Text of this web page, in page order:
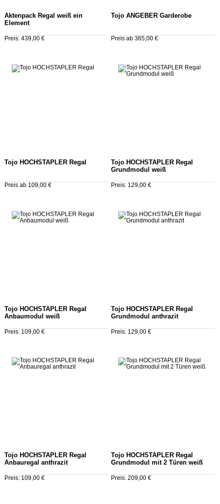
Aktenpack Regal weiß ein
Element
Preis: 439,00 €
Tojo ANGEBER Garderobe
Preis ab 365,00 €
Tojo HOCHSTAPLER Regal
Preis ab 109,00 €
Tojo HOCHSTAPLER Regal
Grundmodul weiß
Preis: 129,00 €
Tojo HOCHSTAPLER Regal
Anbaumodul weiß
Preis: 109,00 €
Tojo HOCHSTAPLER Regal
Grundmodul anthrazit
Preis: 129,00 €
Tojo HOCHSTAPLER Regal
Anbauregal anthrazit
Preis: 109,00 €
Tojo HOCHSTAPLER Regal
Grundmodul mit 2 Türen weiß
Preis: 209,00 €